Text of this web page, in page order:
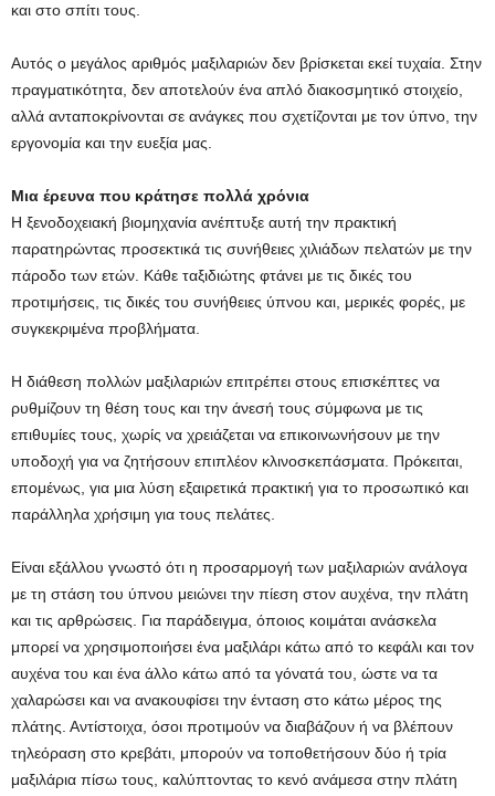
και στο σπίτι τους.
Αυτός ο μεγάλος αριθμός μαξιλαριών δεν βρίσκεται εκεί τυχαία. Στην
πραγματικότητα, δεν αποτελούν ένα απλό διακοσμητικό στοιχείο,
αλλά ανταποκρίνονται σε ανάγκες που σχετίζονται με τον ύπνο, την
εργονομία και την ευεξία μας.
Μια έρευνα που κράτησε πολλά χρόνια
Η ξενοδοχειακή βιομηχανία ανέπτυξε αυτή την πρακτική
παρατηρώντας προσεκτικά τις συνήθειες χιλιάδων πελατών με την
πάροδο των ετών. Κάθε ταξιδιώτης φτάνει με τις δικές του
προτιμήσεις, τις δικές του συνήθειες ύπνου και, μερικές φορές, με
συγκεκριμένα προβλήματα.
Η διάθεση πολλών μαξιλαριών επιτρέπει στους επισκέπτες να
ρυθμίζουν τη θέση τους και την άνεσή τους σύμφωνα με τις
επιθυμίες τους, χωρίς να χρειάζεται να επικοινωνήσουν με την
υποδοχή για να ζητήσουν επιπλέον κλινοσκεπάσματα. Πρόκειται,
επομένως, για μια λύση εξαιρετικά πρακτική για το προσωπικό και
παράλληλα χρήσιμη για τους πελάτες.
Είναι εξάλλου γνωστό ότι η προσαρμογή των μαξιλαριών ανάλογα
με τη στάση του ύπνου μειώνει την πίεση στον αυχένα, την πλάτη
και τις αρθρώσεις. Για παράδειγμα, όποιος κοιμάται ανάσκελα
μπορεί να χρησιμοποιήσει ένα μαξιλάρι κάτω από το κεφάλι και τον
αυχένα του και ένα άλλο κάτω από τα γόνατά του, ώστε να τα
χαλαρώσει και να ανακουφίσει την ένταση στο κάτω μέρος της
πλάτης. Αντίστοιχα, όσοι προτιμούν να διαβάζουν ή να βλέπουν
τηλεόραση στο κρεβάτι, μπορούν να τοποθετήσουν δύο ή τρία
μαξιλάρια πίσω τους, καλύπτοντας το κενό ανάμεσα στην πλάτη